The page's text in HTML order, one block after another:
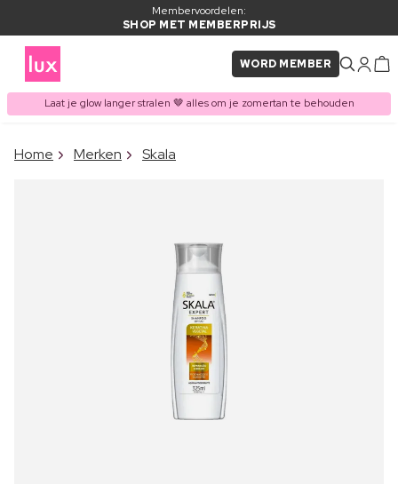
Membervoordelen:
SHOP MET MEMBERPRIJS
WORD MEMBER
Laat je glow langer stralen 🤎 alles om je zomertan te behouden
ITEM TOEGEVOEGD AAN
Home Merken Skala